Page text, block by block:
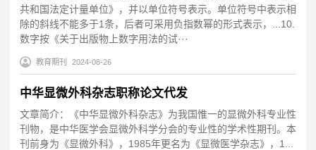
共和国法定计量单位》，并以单位符号表示。单位符号中表示相
除的斜线不能多于1条，后者可采用负指数幂的形式表示，...10.
数字按《关于出版物上数字用法的试···
教育期刊 2024-08-26
中华显微外科杂志职称论文代发
文章简介：《中华显微外科杂志》为我国惟一的显微外科专业性
刊物，是中华医学会显微外科学分会的专业性的学术性期刊。本
刊前身为《显微外科》，1985年更名为《显微医学杂志》，1...